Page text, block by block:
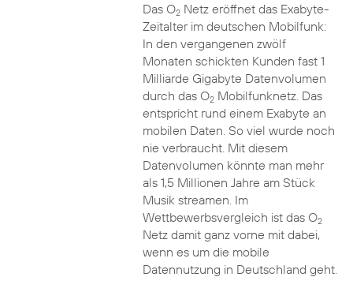
Das O2Netz eröffnet das Exabyte-
Zeitalter im deutschen Mobilfunk:
In den vergangenen zwölf
Monaten schickten Kunden fast 1
Milliarde Gigabyte Datenvolumen
durch das O2Mobilfunknetz. Das
entspricht rund einem Exabyte an
mobilen Daten. So viel wurde noch
nie verbraucht. Mit diesem
Datenvolumen könnte man mehr
als 1,5 Millionen Jahre am Stück
Musik streamen. Im
Wettbewerbsvergleich ist das O2
Netz damit ganz vorne mit dabei,
wenn es um die mobile
Datennutzung in Deutschland geht.